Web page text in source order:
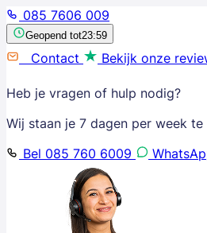
085 7606 009
Geopend tot23:59
Contact Bekijk onze
Heb je vragen of hulp nodig?
Wij staan je 7 dagen per week
Bel 085 760 6009